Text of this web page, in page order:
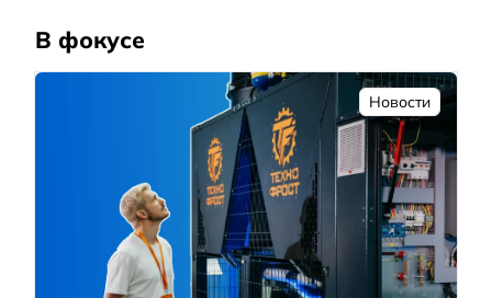
В фокусе
Новости